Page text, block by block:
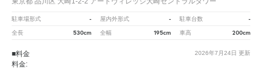
駐車場形式 - 屋内外形式 - 駐車台数 -
全長 530cm 全幅 195cm 車高 200cm
2026年7月24日 更新
■料金
料金: